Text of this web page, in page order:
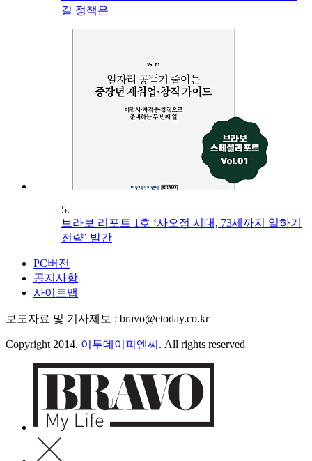
길 정책은
5.
브라보 리포트 1호 ‘사오정 시대, 73세까지 일하기
전략’ 발간
PC버전
공지사항
사이트맵
보도자료 및 기사제보 : bravo@etoday.co.kr
Copyright 2014. 이투데이피엔씨 . All rights reserved